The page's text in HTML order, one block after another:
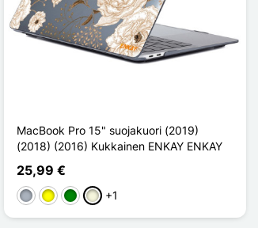
MacBook Pro 15" suojakuori (2019)
(2018) (2016) Kukkainen ENKAY ENKAY
25,99 €
HarmaaKeltainen
VihreäBeige
+1